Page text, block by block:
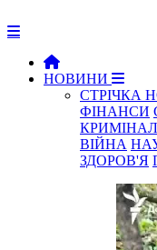
НОВИНИ
СТРІЧКА
ФІНАНСИ
КРИМІНАЛ
ВІЙНА
ЗДОРОВ'Я